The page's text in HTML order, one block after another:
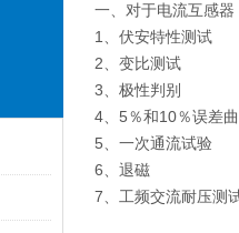
一、对于电流互感器
1、伏安特性测试
2、变比测试
3、极性判别
4、5％和10％误差
5、一次通流试验
6、退磁
7、工频交流耐压测